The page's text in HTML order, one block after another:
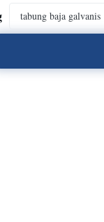
tabung baja galvanis